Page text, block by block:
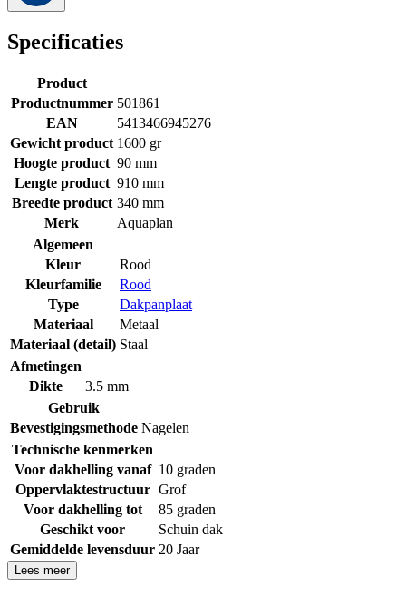
Specificaties
Product
Productnummer 501861
EAN
5413466945276
Gewicht product 1600 gr
Hoogte product 90 mm
Lengte product 910 mm
Breedte product 340 mm
Merk
Aquaplan
Algemeen
Kleur
Rood
Kleurfamilie
Rood
Type
Dakpanplaat
Materiaal
Metaal
Materiaal (detail) Staal
Afmetingen
Dikte
3.5 mm
Gebruik
Bevestigingsmethode Nagelen
Technische kenmerken
Voor dakhelling vanaf 10 graden
Oppervlaktestructuur Grof
Voor dakhelling tot
85 graden
Geschikt voor
Schuin dak
Gemiddelde levensduur 20 Jaar
Lees meer